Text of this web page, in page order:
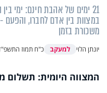
21 ימים של אהבת חינם: ימי
במצוות בין אדם לחברו,
משכורת בזמן
יונתן הלוי למעקב כ"ח תמוז
המצווה היומית: תשלום